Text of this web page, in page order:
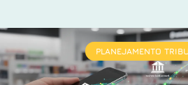
PLANEJAMENTO